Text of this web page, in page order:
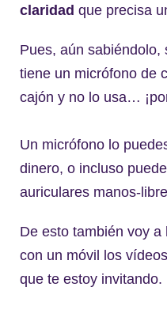
claridad que precisa
Pues, aún sabiéndolo,
tiene un micrófono de
cajón y no lo usa…
Un micrófono lo
dinero, o incluso
auriculares manos-
De esto también voy a
con un móvil los
que te estoy invitando.